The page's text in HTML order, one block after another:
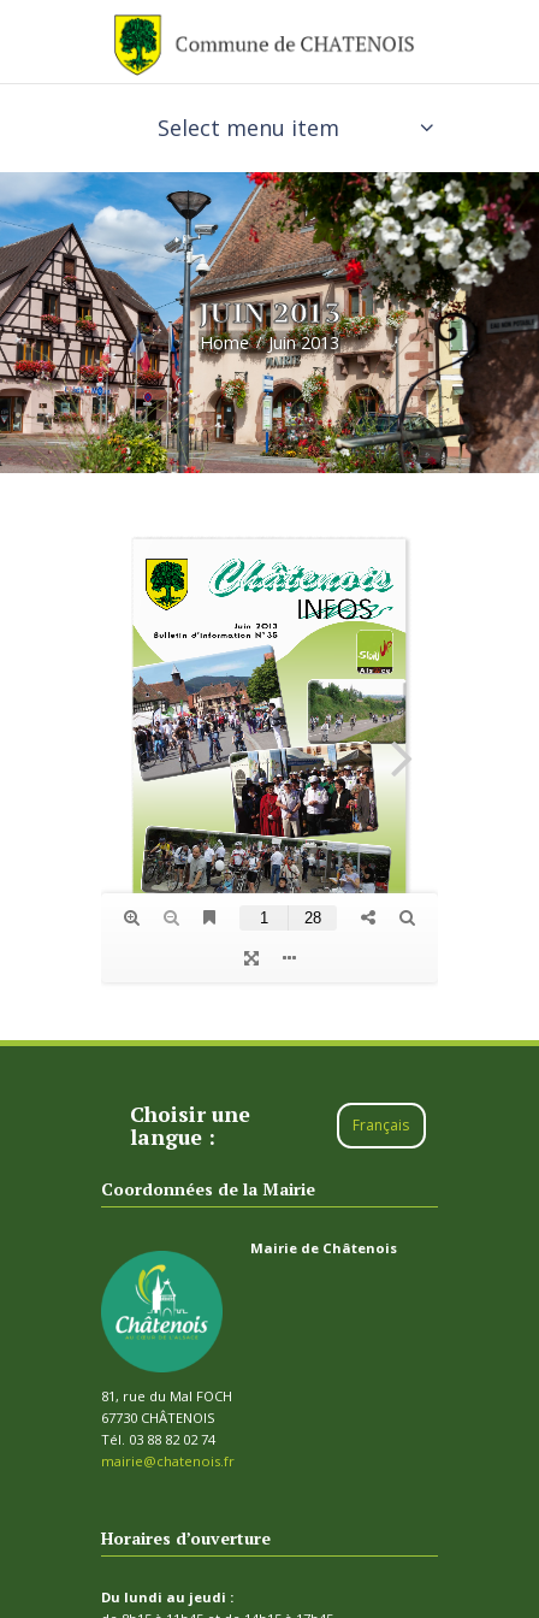
Select menu item
JUIN 2013
Home Juin 2013
Choisir une
langue :
Français
Coordonnées de la Mairie
Mairie de Châtenois
81, rue du Mal FOCH
67730 CHÂTENOIS
Tél. 03 88 82 02 74
mairie@chatenois.fr
Horaires d’ouverture
Du lundi au jeudi :